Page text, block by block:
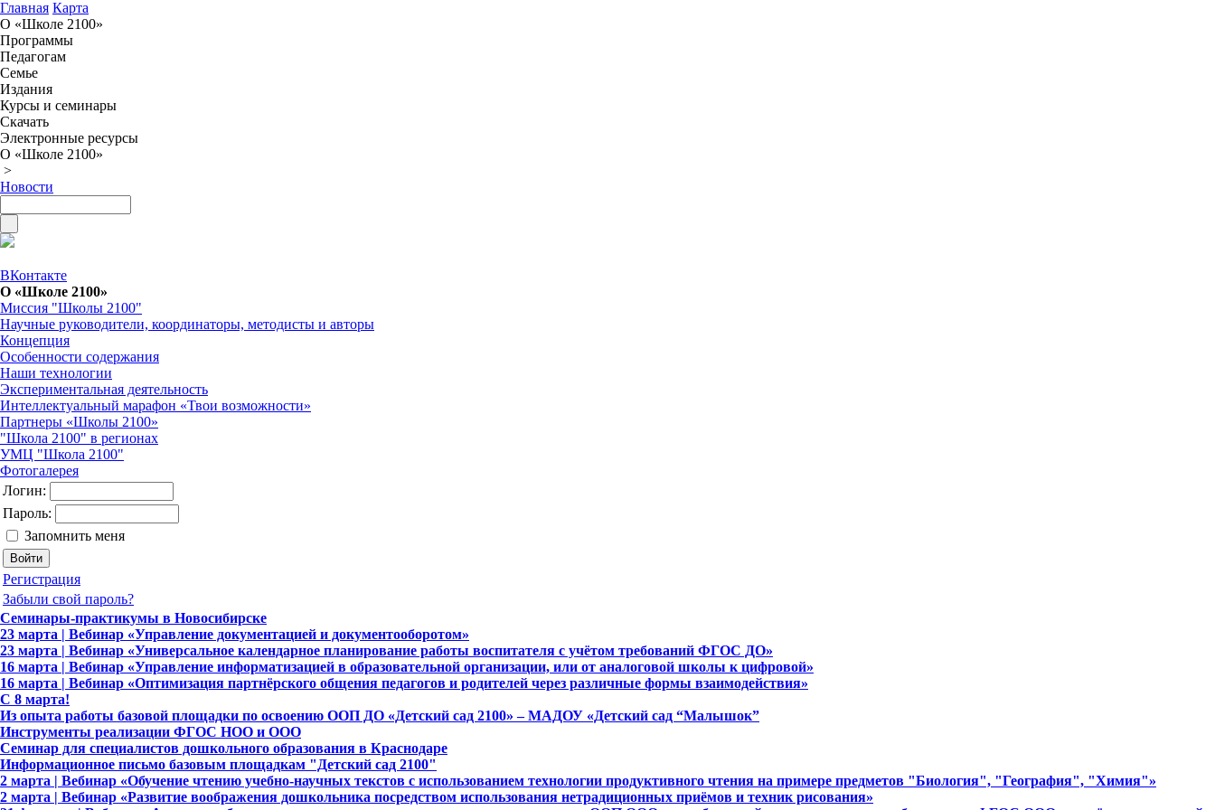
Главная Карта
О «Школе 2100»
Программы
Педагогам
Семье
Издания
Курсы и семинары
Скачать
Электронные ресурсы
О «Школе 2100»
>
Новости
ВКонтакте
О «Школе 2100»
Миссия "Школы 2100"
Научные руководители, координаторы, методисты и авторы
Концепция
Особенности содержания
Наши технологии
Экспериментальная деятельность
Интеллектуальный марафон «Твои возможности»
Партнеры «Школы 2100»
"Школа 2100" в регионах
УМЦ "Школа 2100"
Фотогалерея
Логин:
Пароль:
Запомнить меня
Регистрация
Забыли свой пароль?
Семинары-практикумы в Новосибирске
23 марта | Вебинар «Управление документацией и документооборотом»
23 марта | Вебинар «Универсальное календарное планирование работы воспитателя с учётом требований ФГОС ДО»
16 марта | Вебинар «Управление информатизацией в образовательной организации, или от аналоговой школы к цифровой»
16 марта | Вебинар «Оптимизация партнёрского общения педагогов и родителей через различные формы взаимодействия»
C 8 марта!
Из опыта работы базовой площадки по освоению ООП ДО «Детский сад 2100» – МАДОУ «Детский сад “Малышок”
Инструменты реализации ФГОС НОО и ООО
Семинар для специалистов дошкольного образования в Краснодаре
Информационное письмо базовым площадкам "Детский сад 2100"
2 марта | Вебинар «Обучение чтению учебно-научных текстов с использованием технологии продуктивного чтения на примере предметов "Биология", "География", "Химия"»
2 марта | Вебинар «Развитие воображения дошкольника посредством использования нетрадиционных приёмов и техник рисования»